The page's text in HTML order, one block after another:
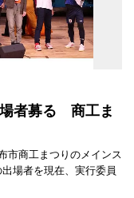
者募る 商工ま
市商工まつりのメインス
場者を現在、実行委員